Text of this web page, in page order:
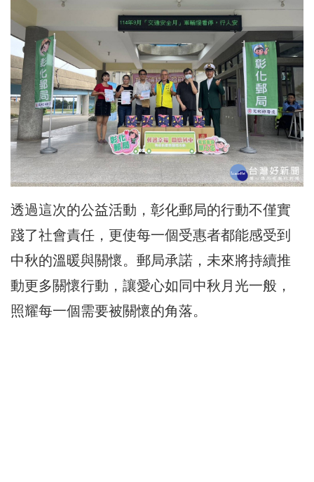
透過這次的公益活動，彰化郵局的行動不僅實
踐了社會責任，更使每一個受惠者都能感受到
中秋的溫暖與關懷。郵局承諾，未來將持續推
動更多關懷行動，讓愛心如同中秋月光一般，
照耀每一個需要被關懷的角落。